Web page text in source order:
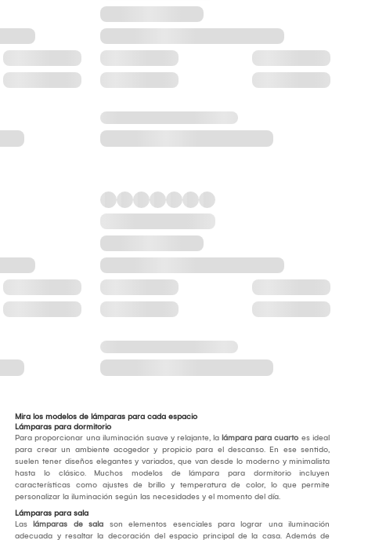
Mira los modelos de lámparas para cada espacio
Lámparas para dormitorio
Para proporcionar una iluminación suave y relajante, la lámpara para cuarto es ideal
para crear un ambiente acogedor y propicio para el descanso. En ese sentido,
suelen tener diseños elegantes y variados, que van desde lo moderno y minimalista
hasta lo clásico. Muchos modelos de lámpara para dormitorio incluyen
características como ajustes de brillo y temperatura de color, lo que permite
personalizar la iluminación según las necesidades y el momento del día.
Lámparas para sala
Las
lámparas de sala son elementos esenciales para lograr una iluminación
adecuada y resaltar la decoración del espacio principal de la casa. Además de